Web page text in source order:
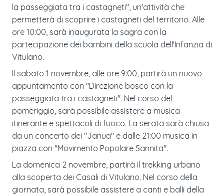
la passeggiata tra i castagneti", un'attività che
permetterà di scoprire i castagneti del territorio. Alle
ore 10:00, sarà inaugurata la sagra con la
partecipazione dei bambini della scuola dell'Infanzia di
Vitulano.
Il sabato 1 novembre, alle ore 9:00, partirà un nuovo
appuntamento con "Direzione bosco con la
passeggiata tra i castagneti". Nel corso del
pomeriggio, sarà possibile assistere a musica
itinerante e spettacoli di fuoco. La serata sarà chiusa
da un concerto dei "Janua" e dalle 21:00 musica in
piazza con "Movimento Popolare Sannita".
La domenica 2 novembre, partirà il trekking urbano
alla scoperta dei Casali di Vitulano. Nel corso della
giornata, sarà possibile assistere a canti e balli della